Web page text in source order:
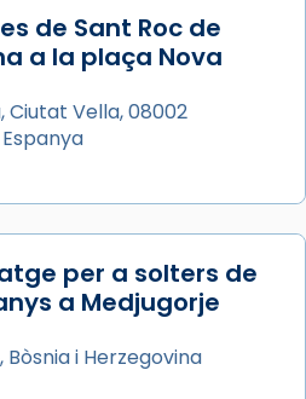
de Sant Roc de
a la plaça Nova
Ciutat Vella, 08002
per a solters de
a Medjugorje
Bòsnia i Herzegovina